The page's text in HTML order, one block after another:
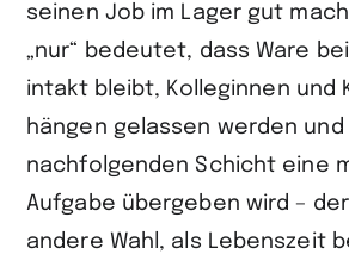
seinen Job im Lager gut
„nur“ bedeutet, dass Ware
intakt bleibt, Kolleginnen und
hängen gelassen werden und
nachfolgenden Schicht eine
Aufgabe übergeben wird –
andere Wahl, als Lebenszeit